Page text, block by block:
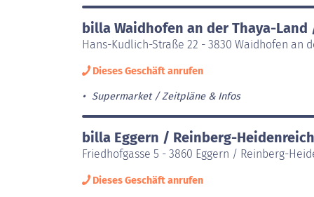
billa Waidhofen an der Thaya-
Hans-Kudlich-Straße 22 - 3830 Waidhofen an
Dieses Geschäft anrufen
Supermarket Zeitpläne & Infos
billa Eggern / Reinberg-
Friedhofgasse 5 - 3860 Eggern / Reinberg-
Dieses Geschäft anrufen